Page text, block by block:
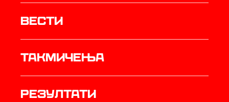
Вести
Такмичења
резултати